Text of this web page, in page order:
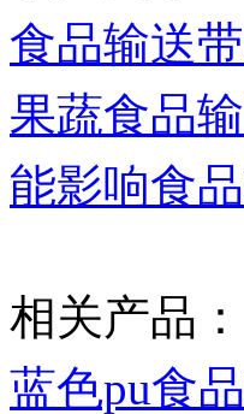
食品输送
果蔬食品
能影响食
相关产品：
蓝色pu食